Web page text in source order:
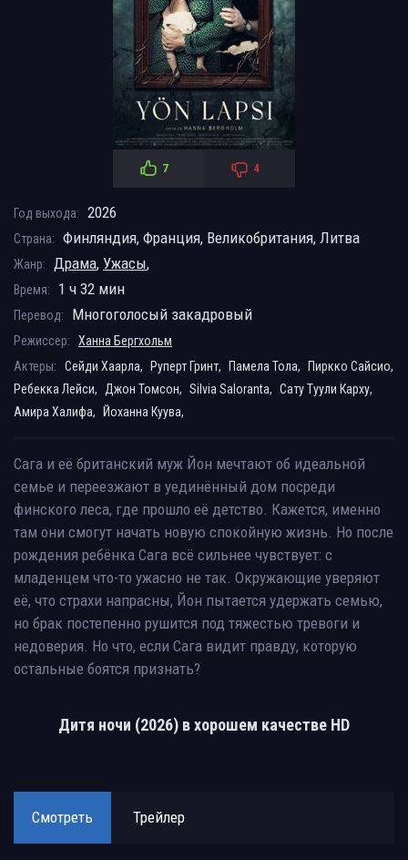
7 4
Год выхода: 2026
Страна: Финляндия, Франция, Великобритания, Литва
Жанр: Драма, Ужасы,
Время: 1 ч 32 мин
Перевод: Многоголосый закадровый
Режиссер:
Ханна Бергхольм
Актеры:
Сейди Хаарла, Руперт Гринт, Памела Тола,
Пиркко Сайсио,
Ребекка Лейси,
Джон Томсон, Silvia Saloranta, Сату Туули Карху,
Амира Халифа,
Йоханна Куува,
Сага и её британский муж Йон мечтают об идеальной
семье и переезжают в уединённый дом посреди
финского леса, где прошло её детство. Кажется, именно
там они смогут начать новую спокойную жизнь. Но после
рождения ребёнка Сага всё сильнее чувствует: с
младенцем что-то ужасно не так. Окружающие уверяют
её, что страхи напрасны, Йон пытается удержать семью,
но брак постепенно рушится под тяжестью тревоги и
недоверия. Но что, если Сага видит правду, которую
остальные боятся признать?
Дитя ночи (2026) в хорошем качестве HD
Смотреть Трейлер